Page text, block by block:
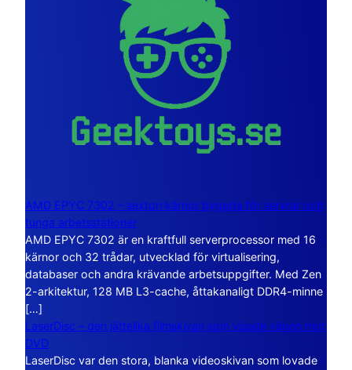
AMD EPYC 7302 – sexton kärnor byggda för servrar och
tunga arbetsstationer
AMD EPYC 7302 är en kraftfull serverprocessor med 16
kärnor och 32 trådar, utvecklad för virtualisering,
databaser och andra krävande arbetsuppgifter. Med Zen
2-arkitektur, 128 MB L3-cache, åttakanaligt DDR4-minne
[…]
LaserDisc – den jättelika filmskivan som visade vägen mot
DVD
LaserDisc var den stora, blanka videoskivan som lovade